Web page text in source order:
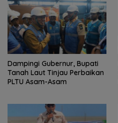
Dampingi Gubernur, Bupati
Tanah Laut Tinjau Perbaikan
PLTU Asam-Asam